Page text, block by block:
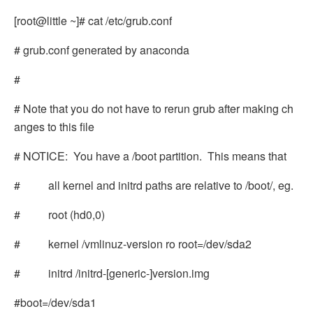
[root@little ~]# cat /etc/grub.conf
# grub.conf generated by anaconda
#
# Note that you do not have to rerun grub after making ch
anges to this file
# NOTICE: You have a /boot partition. This means that
# all kernel and initrd paths are relative to /boot/, eg.
# root (hd0,0)
# kernel /vmlinuz-version ro root=/dev/sda2
# initrd /initrd-[generic-]version.img
#boot=/dev/sda1